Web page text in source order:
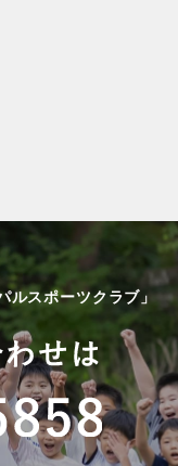
ルスポーツクラブ」